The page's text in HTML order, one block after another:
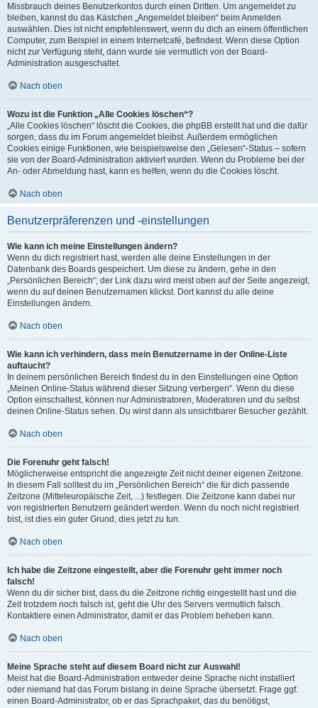
Missbrauch deines Benutzerkontos durch einen Dritten. Um angemeldet zu
bleiben, kannst du das Kästchen „Angemeldet bleiben“ beim Anmelden
auswählen. Dies ist nicht empfehlenswert, wenn du dich an einem öffentlichen
Computer, zum Beispiel in einem Internetcafé, befindest. Wenn diese Option
nicht zur Verfügung steht, dann wurde sie vermutlich von der Board-
Administration ausgeschaltet.
Nach oben
Wozu ist die Funktion „Alle Cookies löschen“?
„Alle Cookies löschen“ löscht die Cookies, die phpBB erstellt hat und die dafür
sorgen, dass du im Forum angemeldet bleibst. Außerdem ermöglichen
Cookies einige Funktionen, wie beispielsweise den „Gelesen“-Status – sofern
sie von der Board-Administration aktiviert wurden. Wenn du Probleme bei der
An- oder Abmeldung hast, kann es helfen, wenn du die Cookies löscht.
Nach oben
Benutzerpräferenzen und -einstellungen
Wie kann ich meine Einstellungen ändern?
Wenn du dich registriert hast, werden alle deine Einstellungen in der
Datenbank des Boards gespeichert. Um diese zu ändern, gehe in den
„Persönlichen Bereich“; der Link dazu wird meist oben auf der Seite angezeigt,
wenn du auf deinen Benutzernamen klickst. Dort kannst du alle deine
Einstellungen ändern.
Nach oben
Wie kann ich verhindern, dass mein Benutzername in der Online-Liste
auftaucht?
In deinem persönlichen Bereich findest du in den Einstellungen eine Option
„Meinen Online-Status während dieser Sitzung verbergen“. Wenn du diese
Option einschaltest, können nur Administratoren, Moderatoren und du selbst
deinen Online-Status sehen. Du wirst dann als unsichtbarer Besucher gezählt.
Nach oben
Die Forenuhr geht falsch!
Möglicherweise entspricht die angezeigte Zeit nicht deiner eigenen Zeitzone.
In diesem Fall solltest du im „Persönlichen Bereich“ die für dich passende
Zeitzone (Mitteleuropäische Zeit, ...) festlegen. Die Zeitzone kann dabei nur
von registrierten Benutzern geändert werden. Wenn du noch nicht registriert
bist, ist dies ein guter Grund, dies jetzt zu tun.
Nach oben
Ich habe die Zeitzone eingestellt, aber die Forenuhr geht immer noch
falsch!
Wenn du dir sicher bist, dass du die Zeitzone richtig eingestellt hast und die
Zeit trotzdem noch falsch ist, geht die Uhr des Servers vermutlich falsch.
Kontaktiere einen Administrator, damit er das Problem beheben kann.
Nach oben
Meine Sprache steht auf diesem Board nicht zur Auswahl!
Meist hat die Board-Administration entweder deine Sprache nicht installiert
oder niemand hat das Forum bislang in deine Sprache übersetzt. Frage ggf.
einen Board-Administrator, ob er das Sprachpaket, das du benötigst,